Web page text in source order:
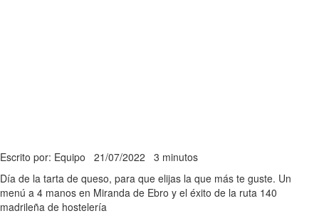
Escrito por: Equipo 21/07/2022 3 minutos
Día de la tarta de queso, para que elijas la que más te guste. Un
menú a 4 manos en Miranda de Ebro y el éxito de la ruta 140
madrileña de hostelería